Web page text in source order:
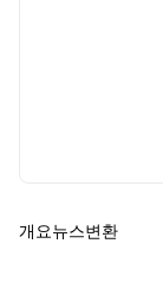
개요뉴스변환